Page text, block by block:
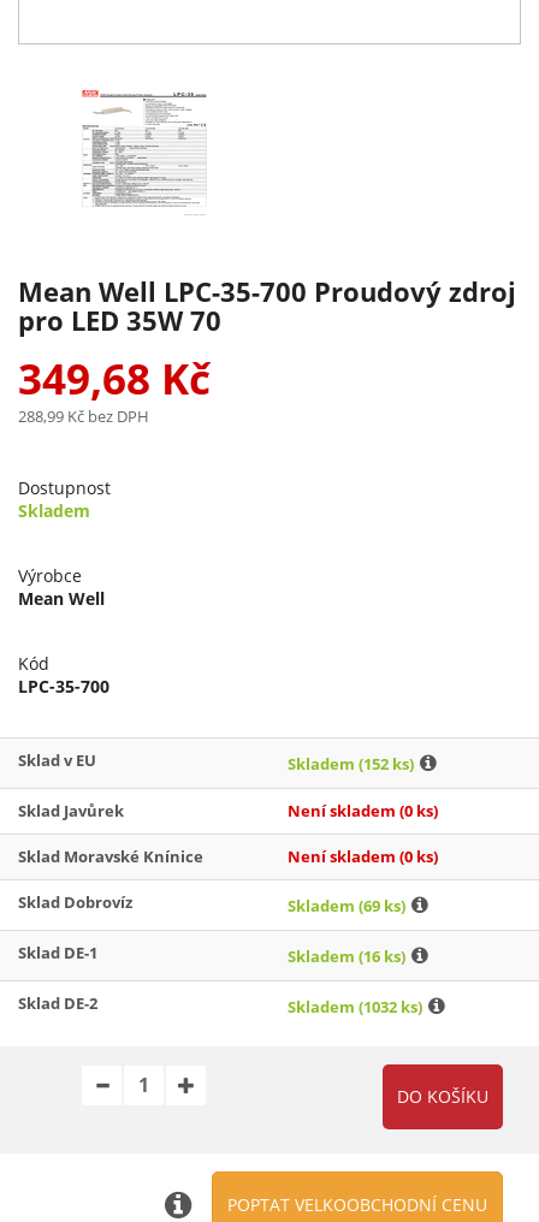
Mean Well LPC-35-700 Proudový zdroj
pro LED 35W 70
349,68 Kč
288,99 Kč bez DPH
Dostupnost
Skladem
Výrobce
Mean Well
Kód
LPC-35-700
Sklad v EU Skladem (152 ks)
Sklad Javůrek Není skladem (0 ks)
Sklad Moravské Knínice Není skladem (0 ks)
Sklad Dobrovíz Skladem (69 ks)
Sklad DE-1 Skladem (16 ks)
Sklad DE-2 Skladem (1032 ks)
POPTAT VELKOOBCHODNÍ CENU